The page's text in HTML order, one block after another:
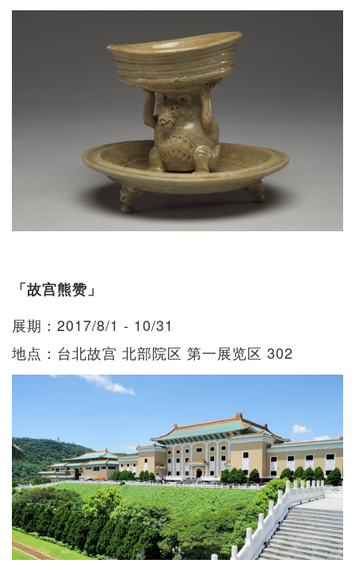
「故宫熊赞」
展期：2017/8/1 - 10/31
地点：台北故宫 北部院区 第一展览区 302